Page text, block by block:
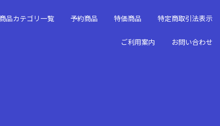
商品カテゴリ一覧 予約商品 特価商品 特定商取引法表示
ご利用案内 お問い合わせ